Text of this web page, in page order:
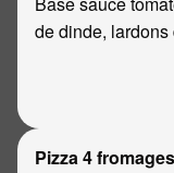
de dinde,
Pizza 4 fromages